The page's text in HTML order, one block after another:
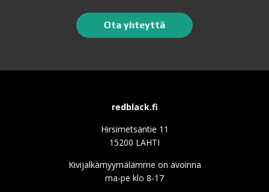
Ota yhteyttä
redblack.fi
Hirsimetsäntie 11
15200 LAHTI
Kivijalkamyymälämme on avoinna
ma-pe klo 8-17